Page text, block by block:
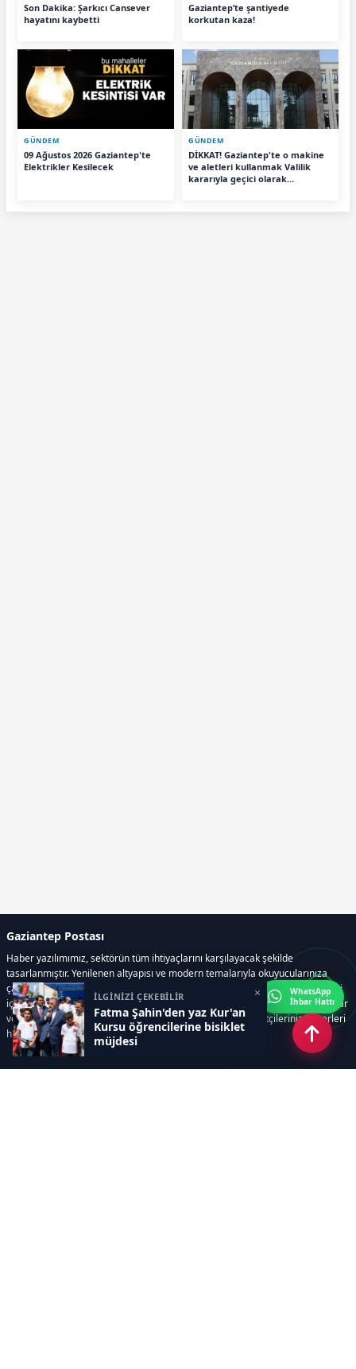
Son Dakika: Şarkıcı Cansever
hayatını kaybetti
Gaziantep’te şantiyede
korkutan kaza!
GÜNDEM
09 Ağustos 2026 Gaziantep'te
Elektrikler Kesilecek
GÜNDEM
DİKKAT! Gaziantep'te o makine
ve aletleri kullanmak Valilik
kararıyla geçici olarak
İLGİNİZİ ÇEKEBİLİR
Fatma Şahin'den yaz Kur'an
Kursu öğrencilerine bisiklet
müjdesi
×
Gaziantep Postası
Haber yazılımımız, sektörün tüm ihtiyaçlarını karşılayacak şekilde
tasarlanmıştır. Yenilenen altyapısı ve modern temalarıyla okuyucularınıza
çağdaş bir deneyim sunar. Sistemimiz, haber sitesinde gerekli tüm modülleri
içerir. Siz içerik üretmeye odaklanırken, yazılımımız zamandan tasarruf sağlar
ve süreçlerinizi kolaylaştırır. Etkili arayüzü sayesinde ziyaretçileriniz haberleri
hızlı ve keyifle takip edebilir.
WhatsApp
İhbar Hattı